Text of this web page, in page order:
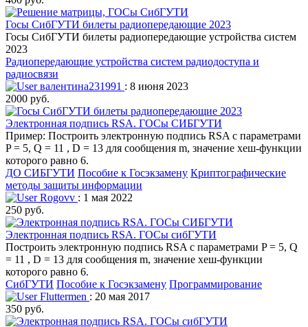
Госы СибГУТИ билеты радиопередающие 2023
Госы СибГУТИ билеты радиопередающие устройства систем
2023
Радиопередающие устройства систем радиодоступа и
радиосвязи
валентина231991 : 8 июня 2023
2000 руб.
Электронная подпись RSA. ГОСы СИБГУТИ
Пример: Построить электронную подпись RSA c параметрами
P = 5, Q = 11 , D = 13 для сообщения m, значение хеш-функции
которого равно 6.
ДО СИБГУТИ Пособие к Госэкзамену Криптографические
методы защиты информации
Rogovv : 1 мая 2022
250 руб.
Электронная подпись RSA. ГОСы сибГУТИ
Построить электронную подпись RSA c параметрами P = 5, Q
= 11 , D = 13 для сообщения m, значение хеш-функции
которого равно 6.
СибГУТИ Пособие к Госэкзамену Программирование
Fluttermen : 20 мая 2017
350 руб.